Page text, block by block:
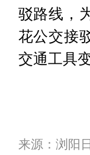
驳路线，
花公交接
交通工具
来源：浏阳